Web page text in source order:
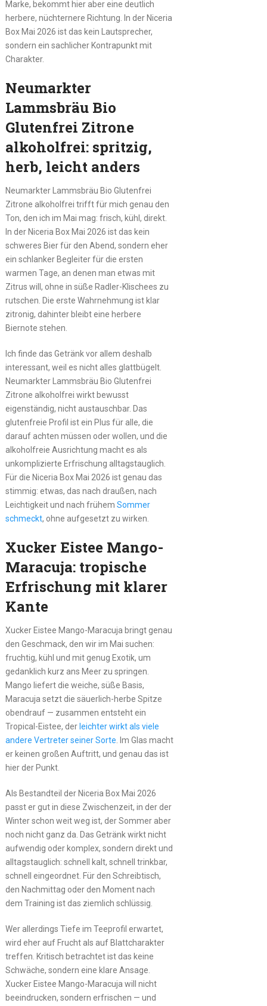
Marke, bekommt hier aber eine deutlich
herbere, nüchternere Richtung. In der Niceria
Box Mai 2026 ist das kein Lautsprecher,
sondern ein sachlicher Kontrapunkt mit
Charakter.
Neumarkter
Lammsbräu Bio
Glutenfrei Zitrone
alkoholfrei: spritzig,
herb, leicht anders
Neumarkter Lammsbräu Bio Glutenfrei
Zitrone alkoholfrei trifft für mich genau den
Ton, den ich im Mai mag: frisch, kühl, direkt.
In der Niceria Box Mai 2026 ist das kein
schweres Bier für den Abend, sondern eher
ein schlanker Begleiter für die ersten
warmen Tage, an denen man etwas mit
Zitrus will, ohne in süße Radler-Klischees zu
rutschen. Die erste Wahrnehmung ist klar
zitronig, dahinter bleibt eine herbere
Biernote stehen.
Ich finde das Getränk vor allem deshalb
interessant, weil es nicht alles glattbügelt.
Neumarkter Lammsbräu Bio Glutenfrei
Zitrone alkoholfrei wirkt bewusst
eigenständig, nicht austauschbar. Das
glutenfreie Profil ist ein Plus für alle, die
darauf achten müssen oder wollen, und die
alkoholfreie Ausrichtung macht es als
unkomplizierte Erfrischung alltagstauglich.
Für die Niceria Box Mai 2026 ist genau das
stimmig: etwas, das nach draußen, nach
Leichtigkeit und nach frühem Sommer
schmeckt, ohne aufgesetzt zu wirken.
Xucker Eistee Mango-
Maracuja: tropische
Erfrischung mit klarer
Kante
Xucker Eistee Mango-Maracuja bringt genau
den Geschmack, den wir im Mai suchen:
fruchtig, kühl und mit genug Exotik, um
gedanklich kurz ans Meer zu springen.
Mango liefert die weiche, süße Basis,
Maracuja setzt die säuerlich-herbe Spitze
obendrauf — zusammen entsteht ein
Tropical-Eistee, der leichter wirkt als viele
andere Vertreter seiner Sorte. Im Glas macht
er keinen großen Auftritt, und genau das ist
hier der Punkt.
Als Bestandteil der Niceria Box Mai 2026
passt er gut in diese Zwischenzeit, in der der
Winter schon weit weg ist, der Sommer aber
noch nicht ganz da. Das Getränk wirkt nicht
aufwendig oder komplex, sondern direkt und
alltagstauglich: schnell kalt, schnell trinkbar,
schnell eingeordnet. Für den Schreibtisch,
den Nachmittag oder den Moment nach
dem Training ist das ziemlich schlüssig.
Wer allerdings Tiefe im Teeprofil erwartet,
wird eher auf Frucht als auf Blattcharakter
treffen. Kritisch betrachtet ist das keine
Schwäche, sondern eine klare Ansage.
Xucker Eistee Mango-Maracuja will nicht
beeindrucken, sondern erfrischen — und